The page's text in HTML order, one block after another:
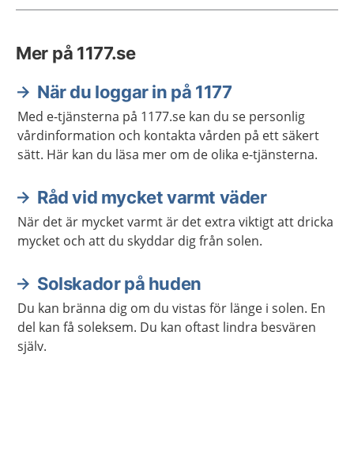
Mer på 1177.se
När du loggar in på 1177
Med e-tjänsterna på 1177.se kan du se personlig
vårdinformation och kontakta vården på ett säkert
sätt. Här kan du läsa mer om de olika e-tjänsterna.
Råd vid mycket varmt väder
När det är mycket varmt är det extra viktigt att dricka
mycket och att du skyddar dig från solen.
Solskador på huden
Du kan bränna dig om du vistas för länge i solen. En
del kan få soleksem. Du kan oftast lindra besvären
själv.